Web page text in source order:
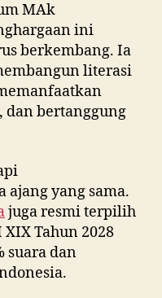
MAk
ini
berkembang. Ia
literasi
dan bertanggung
ajang yang sama.
juga resmi terpilih
Tahun 2028
suara dan